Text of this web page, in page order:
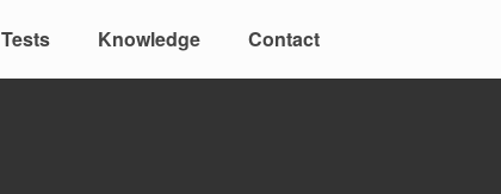
Tests Knowledge Contact